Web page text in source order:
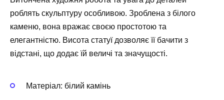
роблять скульптуру особливою. Зроблена з білого
каменю, вона вражає своєю простотою та
елегантністю. Висота статуї дозволяє її бачити з
відстані, що додає їй величі та значущості.
Матеріал: білий камінь